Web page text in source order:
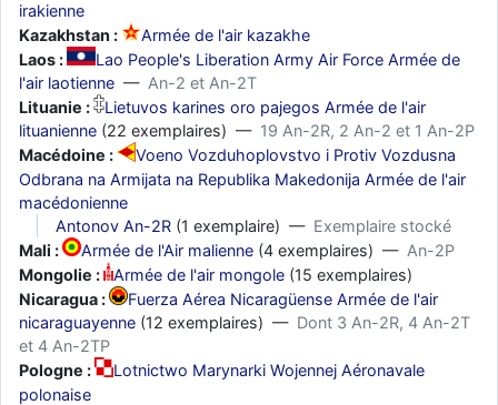
irakienne
Kazakhstan :
Armée de l'air kazakhe
Laos :
Lao People's Liberation Army Air Force Armée de
l'air laotienne — An-2 et An-2T
Lituanie :
Lietuvos karines oro pajegos Armée de l'air
lituanienne (22 exemplaires) — 19 An-2R, 2 An-2 et 1 An-2P
Macédoine :
Voeno Vozduhoplovstvo i Protiv Vozdusna
Odbrana na Armijata na Republika Makedonija Armée de l'air
macédonienne
Antonov An-2R (1 exemplaire) — Exemplaire stocké
Mali :
Armée de l'Air malienne (4 exemplaires) — An-2P
Mongolie :
Armée de l'air mongole(15 exemplaires)
Nicaragua :
Fuerza Aérea Nicaragüense Armée de l'air
nicaraguayenne (12 exemplaires) — Dont 3 An-2R, 4 An-2T
et 4 An-2TP
Pologne :
Lotnictwo Marynarki Wojennej Aéronavale
polonaise